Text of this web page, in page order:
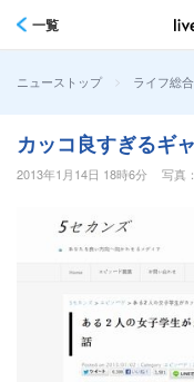
一覧
ニューストップ > ライフ総
カッコ良すぎるギ
2013年1月14日 18時6分
写真